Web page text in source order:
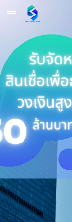
Skip to main content